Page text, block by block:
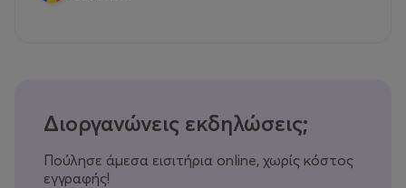
Διοργανώνεις εκδηλώσεις;
Πούλησε άμεσα εισιτήρια online, χωρίς κόστος
εγγραφής!